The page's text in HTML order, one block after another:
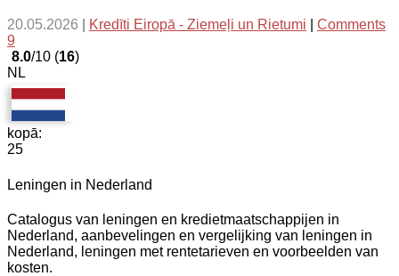
20.05.2026 Kredīti Eiropā - Ziemeļi un Rietumi
Comments
9
8.0/10 (16)
NL
kopā:
25
Leningen in Nederland
Catalogus van leningen en kredietmaatschappijen in
Nederland, aanbevelingen en vergelijking van leningen in
Nederland, leningen met rentetarieven en voorbeelden van
kosten.